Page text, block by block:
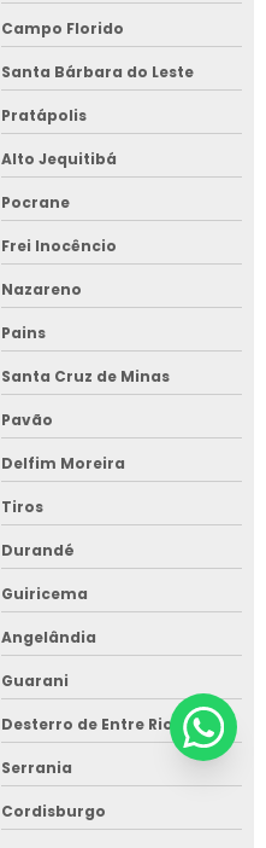
Campo Florido
Santa Bárbara do Leste
Pratápolis
Alto Jequitibá
Pocrane
Frei Inocêncio
Nazareno
Pains
Santa Cruz de Minas
Pavão
Delfim Moreira
Tiros
Durandé
Guiricema
Angelândia
Guarani
Desterro de Entre Rios
Serrania
Cordisburgo